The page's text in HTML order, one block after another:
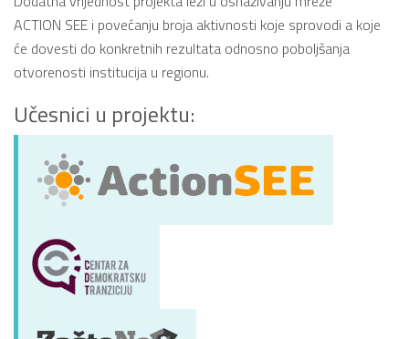
ACTION SEE i povećanju broja aktivnosti koje sprovodi a koje
će dovesti do konkretnih rezultata odnosno poboljšanja
otvorenosti institucija u regionu.
Učesnici u projektu: